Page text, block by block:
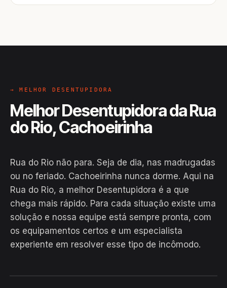
→ MELHOR DESENTUPIDORA
Melhor Desentupidora da Rua
do Rio, Cachoeirinha
Rua do Rio não para. Seja de dia, nas madrugadas
ou no feriado. Cachoeirinha nunca dorme. Aqui na
Rua do Rio, a melhor Desentupidora é a que
chega mais rápido. Para cada situação existe uma
solução e nossa equipe está sempre pronta, com
os equipamentos certos e um especialista
experiente em resolver esse tipo de incômodo.
EM CAMPO